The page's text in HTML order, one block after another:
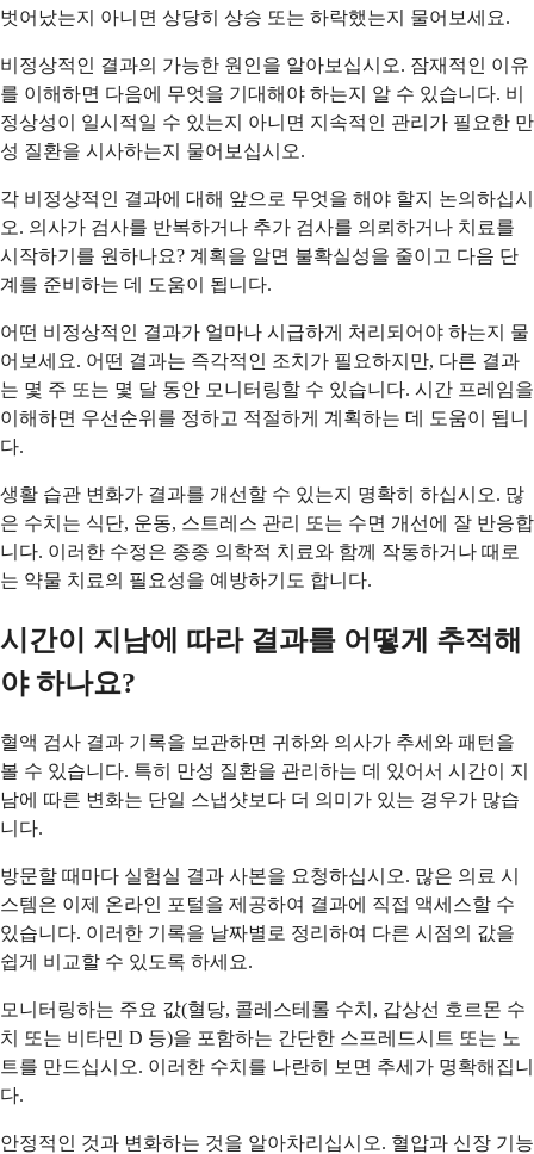
벗어났는지 아니면 상당히 상승 또는 하락했는지 물어보세요.
비정상적인 결과의 가능한 원인을 알아보십시오. 잠재적인 이유
를 이해하면 다음에 무엇을 기대해야 하는지 알 수 있습니다. 비
정상성이 일시적일 수 있는지 아니면 지속적인 관리가 필요한 만
성 질환을 시사하는지 물어보십시오.
각 비정상적인 결과에 대해 앞으로 무엇을 해야 할지 논의하십시
오. 의사가 검사를 반복하거나 추가 검사를 의뢰하거나 치료를
시작하기를 원하나요? 계획을 알면 불확실성을 줄이고 다음 단
계를 준비하는 데 도움이 됩니다.
어떤 비정상적인 결과가 얼마나 시급하게 처리되어야 하는지 물
어보세요. 어떤 결과는 즉각적인 조치가 필요하지만, 다른 결과
는 몇 주 또는 몇 달 동안 모니터링할 수 있습니다. 시간 프레임을
이해하면 우선순위를 정하고 적절하게 계획하는 데 도움이 됩니
다.
생활 습관 변화가 결과를 개선할 수 있는지 명확히 하십시오. 많
은 수치는 식단, 운동, 스트레스 관리 또는 수면 개선에 잘 반응합
니다. 이러한 수정은 종종 의학적 치료와 함께 작동하거나 때로
는 약물 치료의 필요성을 예방하기도 합니다.
시간이 지남에 따라 결과를 어떻게 추적해
야 하나요?
혈액 검사 결과 기록을 보관하면 귀하와 의사가 추세와 패턴을
볼 수 있습니다. 특히 만성 질환을 관리하는 데 있어서 시간이 지
남에 따른 변화는 단일 스냅샷보다 더 의미가 있는 경우가 많습
니다.
방문할 때마다 실험실 결과 사본을 요청하십시오. 많은 의료 시
스템은 이제 온라인 포털을 제공하여 결과에 직접 액세스할 수
있습니다. 이러한 기록을 날짜별로 정리하여 다른 시점의 값을
쉽게 비교할 수 있도록 하세요.
모니터링하는 주요 값(혈당, 콜레스테롤 수치, 갑상선 호르몬 수
치 또는 비타민 D 등)을 포함하는 간단한 스프레드시트 또는 노
트를 만드십시오. 이러한 수치를 나란히 보면 추세가 명확해집니
다.
안정적인 것과 변화하는 것을 알아차리십시오. 혈압과 신장 기능